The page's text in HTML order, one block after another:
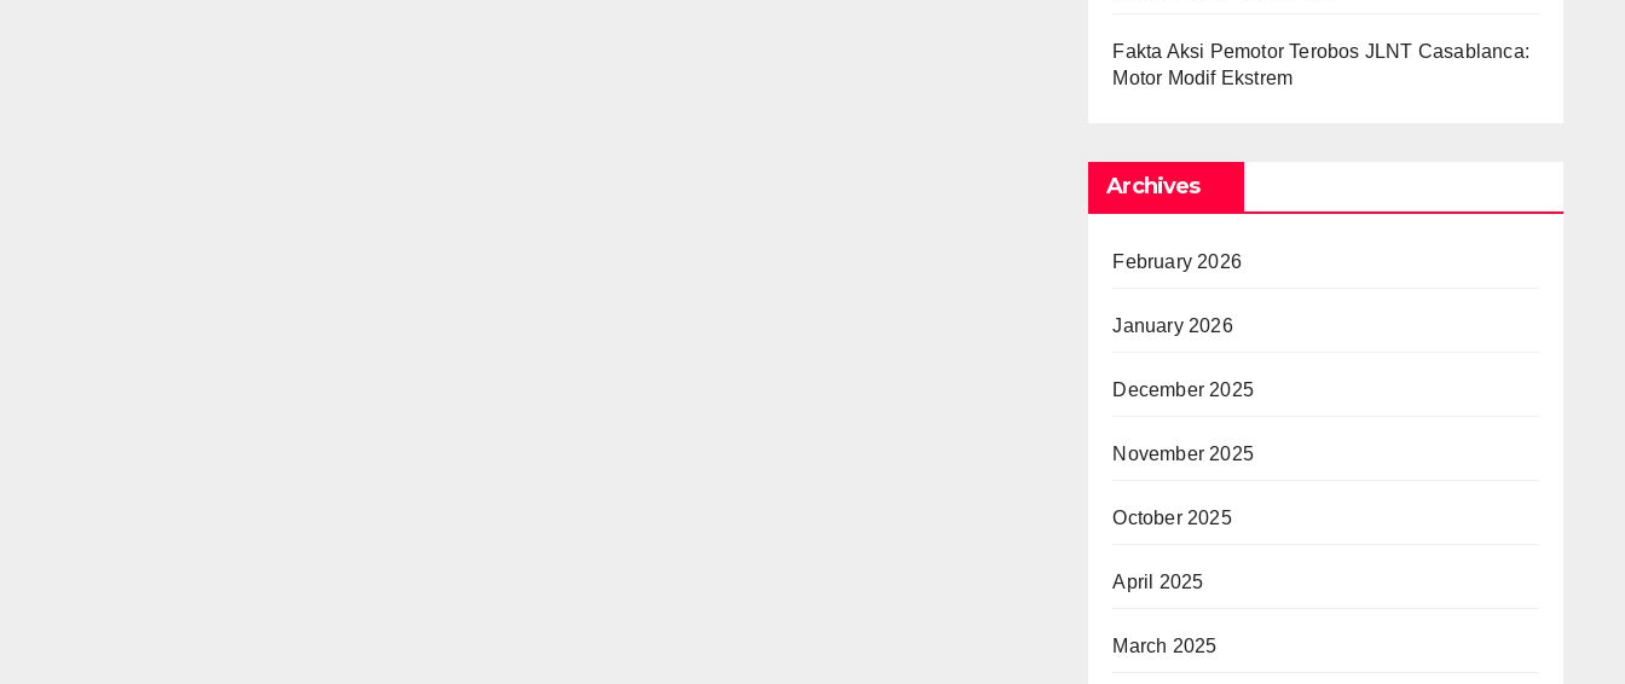
Fakta Aksi Pemotor Terobos JLNT Casablanca:
Motor Modif Ekstrem
Archives
February 2026
January 2026
December 2025
November 2025
October 2025
April 2025
March 2025